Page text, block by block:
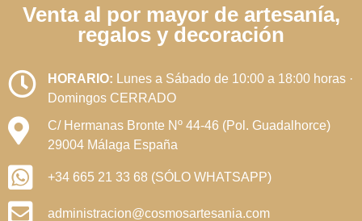
Venta al por mayor de artesanía,
regalos y decoración
HORARIO: Lunes a Sábado de 10:00 a 18:00 horas ·
Domingos CERRADO
C/ Hermanas Bronte Nº 44-46 (Pol. Guadalhorce)
29004 Málaga España
+34 665 21 33 68 (SÓLO WHATSAPP)
administracion@cosmosartesania.com